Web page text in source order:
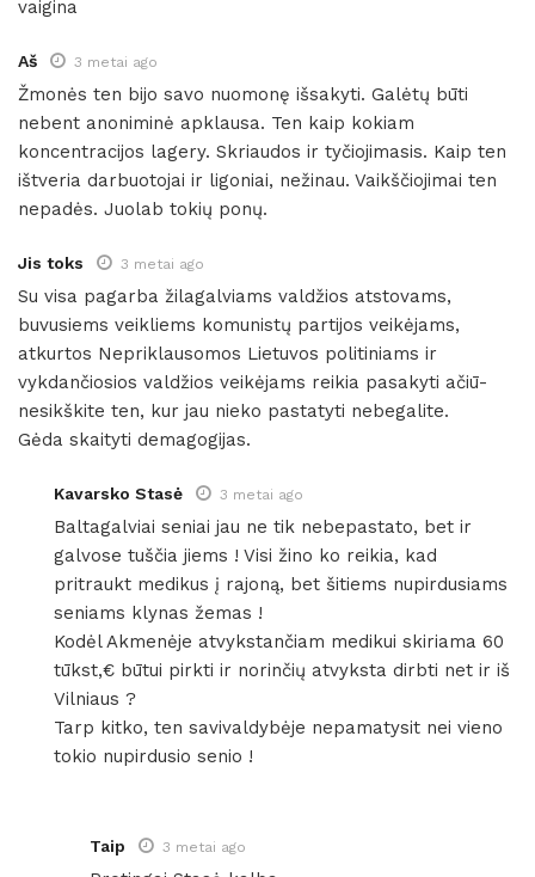
vaigina
Aš 3 metai ago
Žmonės ten bijo savo nuomonę išsakyti. Galėtų būti
nebent anoniminė apklausa. Ten kaip kokiam
koncentracijos lagery. Skriaudos ir tyčiojimasis. Kaip ten
ištveria darbuotojai ir ligoniai, nežinau. Vaikščiojimai ten
nepadės. Juolab tokių ponų.
Jis toks 3 metai ago
Su visa pagarba žilagalviams valdžios atstovams,
buvusiems veikliems komunistų partijos veikėjams,
atkurtos Nepriklausomos Lietuvos politiniams ir
vykdančiosios valdžios veikėjams reikia pasakyti ačiū-
nesikškite ten, kur jau nieko pastatyti nebegalite.
Gėda skaityti demagogijas.
Kavarsko Stasė 3 metai ago
Baltagalviai seniai jau ne tik nebepastato, bet ir
galvose tuščia jiems ! Visi žino ko reikia, kad
pritraukt medikus į rajoną, bet šitiems nupirdusiams
seniams klynas žemas !
Kodėl Akmenėje atvykstančiam medikui skiriama 60
tūkst,€ būtui pirkti ir norinčių atvyksta dirbti net ir iš
Vilniaus ?
Tarp kitko, ten savivaldybėje nepamatysit nei vieno
tokio nupirdusio senio !
Taip 3 metai ago